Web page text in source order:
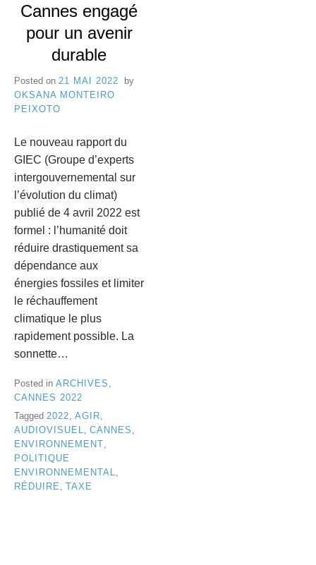
Cannes engagé
pour un avenir
durable
Posted on 21 MAI 2022
by
OKSANA MONTEIRO
PEIXOTO
Le nouveau rapport du
GIEC (Groupe d’experts
intergouvernemental sur
l’évolution du climat)
publié de 4 avril 2022 est
formel : l’humanité doit
réduire drastiquement sa
dépendance aux
énergies fossiles et limiter
le réchauffement
climatique le plus
rapidement possible. La
sonnette…
Posted in ARCHIVES
CANNES 2022
Tagged 2022, AGIR,
AUDIOVISUEL, CANNES ,
ENVIRONNEMENT,
POLITIQUE
ENVIRONNEMENTAL,
RÉDUIRE , TAXE